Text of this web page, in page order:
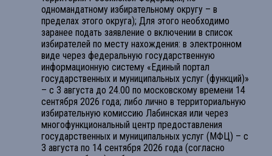
одномандатному избирательному округу – в
пределах этого округа); Для этого необходимо
заранее подать заявление о включении в список
избирателей по месту нахождения: в электронном
виде через федеральную государственную
информационную систему «Единый портал
государственных и муниципальных услуг (функций)»
– с 3 августа до 24.00 по московскому времени 14
сентября 2026 года; либо лично в территориальную
избирательную комиссию Лабинская или через
многофункциональный центр предоставления
государственных и муниципальных услуг (МФЦ) – с
3 августа по 14 сентября 2026 года (согласно